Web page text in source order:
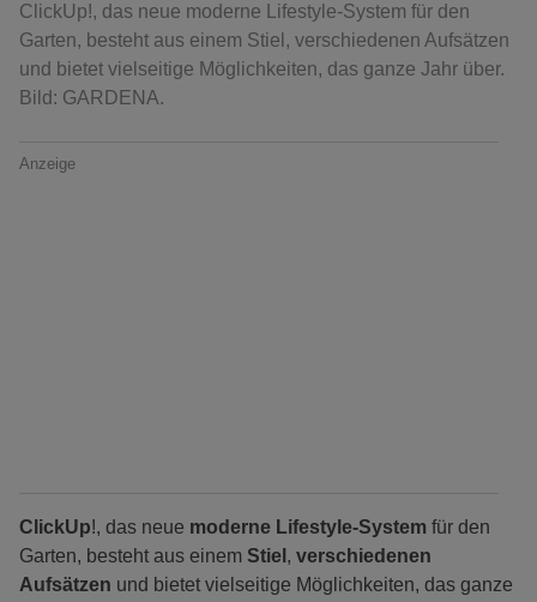
ClickUp!, das neue moderne Lifestyle-System für den
Garten, besteht aus einem Stiel, verschiedenen Aufsätzen
und bietet vielseitige Möglichkeiten, das ganze Jahr über.
Bild: GARDENA.
Anzeige
ClickUp!, das neue moderne Lifestyle-System für den
Garten, besteht aus einem Stiel , verschiedenen
Aufsätzen und bietet vielseitige Möglichkeiten, das ganze